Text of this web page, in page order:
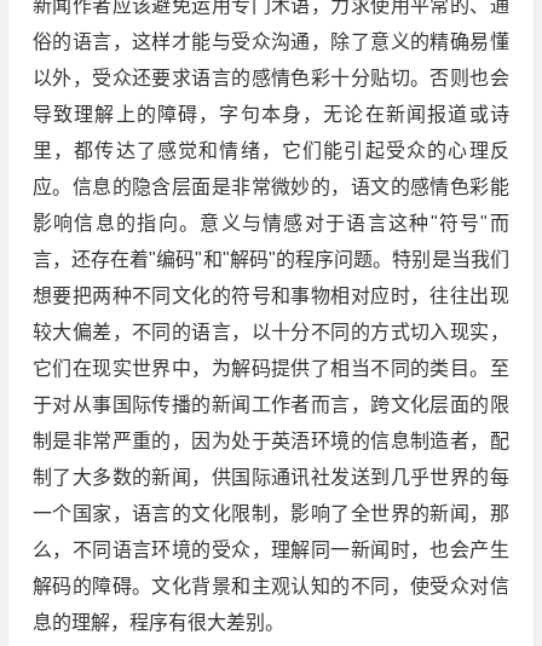
新闻作者应该避免运用专门术语，力求使用平常的、通
俗的语言，这样才能与受众沟通，除了意义的精确易懂
以外，受众还要求语言的感情色彩十分贴切。否则也会
导致理解上的障碍，字句本身，无论在新闻报道或诗
里，都传达了感觉和情绪，它们能引起受众的心理反
应。信息的隐含层面是非常微妙的，语文的感情色彩能
影响信息的指向。意义与情感对于语言这种"符号"而
言，还存在着"编码"和"解码"的程序问题。特别是当我们
想要把两种不同文化的符号和事物相对应时，往往出现
较大偏差，不同的语言，以十分不同的方式切入现实，
它们在现实世界中，为解码提供了相当不同的类目。至
于对从事国际传播的新闻工作者而言，跨文化层面的限
制是非常严重的，因为处于英浯环境的信息制造者，配
制了大多数的新闻，供国际通讯社发送到几乎世界的每
一个国家，语言的文化限制，影响了全世界的新闻，那
么，不同语言环境的受众，理解同一新闻时，也会产生
解码的障碍。文化背景和主观认知的不同，使受众对信
息的理解，程序有很大差别。